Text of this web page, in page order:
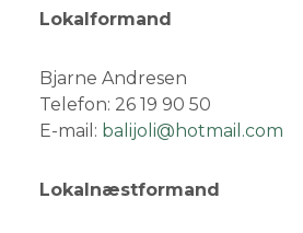
Lokalformand
Bjarne Andresen
Telefon: 26 19 90 50
E-mail: balijoli@hotmail.com
Lokalnæstformand